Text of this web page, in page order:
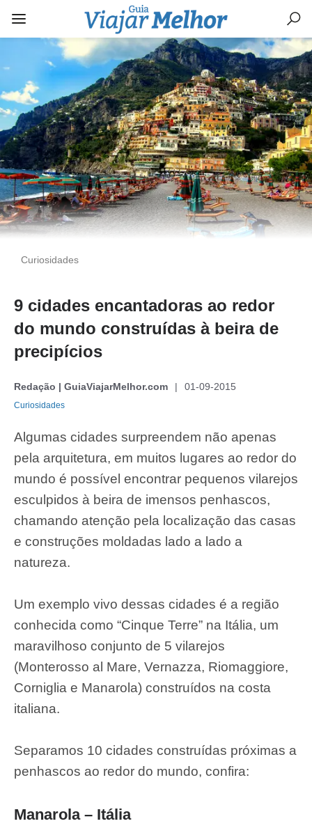
Curiosidades
9 cidades encantadoras ao redor
do mundo construídas à beira de
precipícios
Redação | GuiaViajarMelhor.com 01-09-2015
Curiosidades
Algumas cidades surpreendem não apenas
pela arquitetura, em muitos lugares ao redor do
mundo é possível encontrar pequenos vilarejos
esculpidos à beira de imensos penhascos,
chamando atenção pela localização das casas
e construções moldadas lado a lado a
natureza.
Um exemplo vivo dessas cidades é a região
conhecida como “Cinque Terre” na Itália, um
maravilhoso conjunto de 5 vilarejos
(Monterosso al Mare, Vernazza, Riomaggiore,
Corniglia e Manarola) construídos na costa
italiana.
Separamos 10 cidades construídas próximas a
penhascos ao redor do mundo, confira:
Manarola – Itália